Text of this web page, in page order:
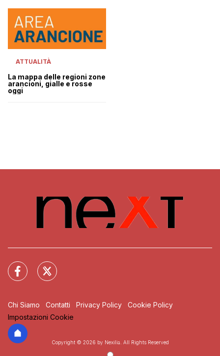
ATTUALITÀ
La mappa delle regioni zone
arancioni, gialle e rosse
oggi
Chi Siamo Contatti Privacy Policy
Cookie Policy
Impostazioni Cookie
Copyright © 2026 by Nexilia. All Rights Reserved